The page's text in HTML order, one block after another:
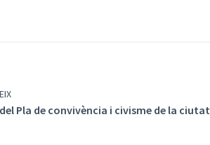
Pla de convivència i civisme de la ciutat